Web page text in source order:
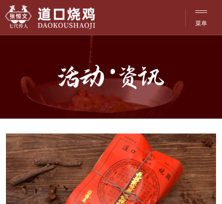
菜单
网站·首页
品牌·文化
历史·传承
产品·介绍
探访·分店
洽谈·合作
活动·资讯